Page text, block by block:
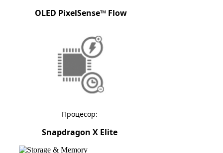
OLED PixelSense™ Flow
Процесор:
Snapdragon X Elite